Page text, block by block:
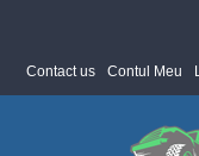
Contact us Contul Meu